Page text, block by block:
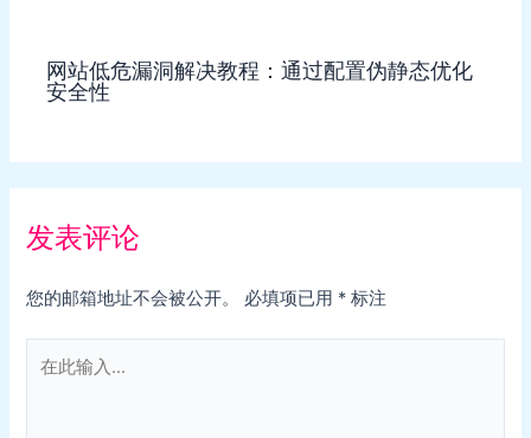
网站低危漏洞解决教程：通过配置伪静态优化
安全性
发表评论
您的邮箱地址不会被公开。 必填项已用 * 标注